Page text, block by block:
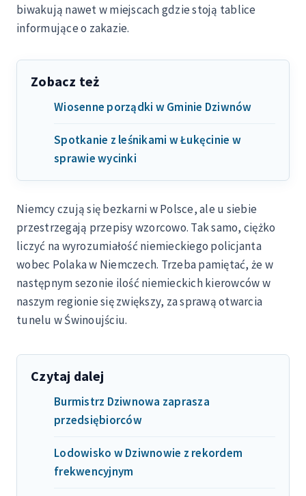
biwakują nawet w miejscach gdzie stoją tablice
informujące o zakazie.
Zobacz też
Wiosenne porządki w Gminie Dziwnów
Spotkanie z leśnikami w Łukęcinie w
sprawie wycinki
Niemcy czują się bezkarni w Polsce, ale u siebie
przestrzegają przepisy wzorcowo. Tak samo, ciężko
liczyć na wyrozumiałość niemieckiego policjanta
wobec Polaka w Niemczech. Trzeba pamiętać, że w
następnym sezonie ilość niemieckich kierowców w
naszym regionie się zwiększy, za sprawą otwarcia
tunelu w Świnoujściu.
Czytaj dalej
Burmistrz Dziwnowa zaprasza
przedsiębiorców
Lodowisko w Dziwnowie z rekordem
frekwencyjnym